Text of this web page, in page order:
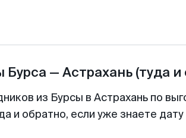
Бурса — Астрахань (туда и
из Бурсы в Астрахань по
и обратно, если уже знаете